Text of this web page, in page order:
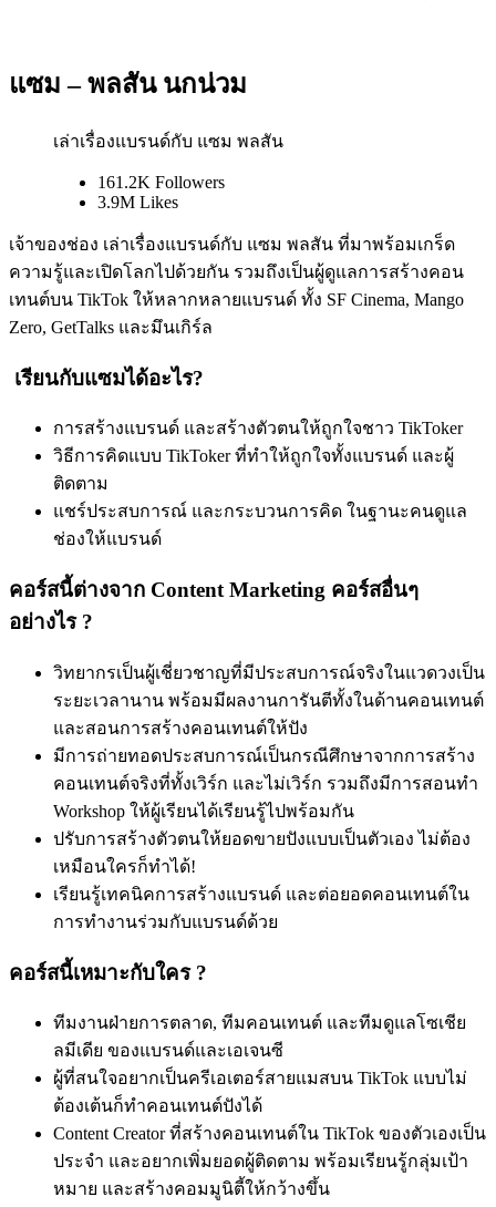
แซม – พลสัน นกน่วม
เล่าเรื่องแบรนด์กับ แซม พลสัน
161.2K Followers
3.9M Likes
เจ้าของช่อง เล่าเรื่องแบรนด์กับ แซม พลสัน ที่มาพร้อมเกร็ด
ความรู้และเปิดโลกไปด้วยกัน รวมถึงเป็นผู้ดูแลการสร้างคอน
เทนต์บน TikTok ให้หลากหลายแบรนด์ ทั้ง SF Cinema, Mango
Zero, GetTalks และมึนเกิร์ล
เรียนกับแซมได้อะไร?
การสร้างแบรนด์ และสร้างตัวตนให้ถูกใจชาว TikToker
วิธีการคิดแบบ TikToker ที่ทำให้ถูกใจทั้งแบรนด์ และผู้
ติดตาม
แชร์ประสบการณ์ และกระบวนการคิด ในฐานะคนดูแล
ช่องให้แบรนด์
คอร์สนี้ต่างจาก Content Marketing คอร์สอื่นๆ
อย่างไร ?
วิทยากรเป็นผู้เชี่ยวชาญที่มีประสบการณ์จริงในแวดวงเป็น
ระยะเวลานาน พร้อมมีผลงานการันตีทั้งในด้านคอนเทนต์
และสอนการสร้างคอนเทนต์ให้ปัง
มีการถ่ายทอดประสบการณ์เป็นกรณีศึกษาจากการสร้าง
คอนเทนต์จริงที่ทั้งเวิร์ก และไม่เวิร์ก รวมถึงมีการสอนทำ
Workshop ให้ผู้เรียนได้เรียนรู้ไปพร้อมกัน
ปรับการสร้างตัวตนให้ยอดขายปังแบบเป็นตัวเอง ไม่ต้อง
เหมือนใครก็ทำได้!
เรียนรู้เทคนิคการสร้างแบรนด์ และต่อยอดคอนเทนต์ใน
การทำงานร่วมกับแบรนด์ด้วย
คอร์สนี้เหมาะกับใคร ?
ทีมงานฝ่ายการตลาด, ทีมคอนเทนต์ และทีมดูแลโซเชีย
ลมีเดีย ของแบรนด์และเอเจนซี
ผู้ที่สนใจอยากเป็นครีเอเตอร์สายแมสบน TikTok แบบไม่
ต้องเต้นก็ทำคอนเทนต์ปังได้
Content Creator ที่สร้างคอนเทนต์ใน TikTok ของตัวเองเป็น
ประจำ และอยากเพิ่มยอดผู้ติดตาม พร้อมเรียนรู้กลุ่มเป้า
หมาย และสร้างคอมมูนิตี้ให้กว้างขึ้น